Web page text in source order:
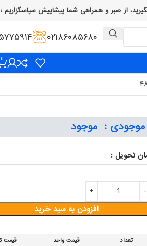
۰۲۱۸۶۰۸۵۶۸۰
0
موجودی : موجود
تحویل :
افزودن به سبد خرید
تعداد قیمت واحد قیمت